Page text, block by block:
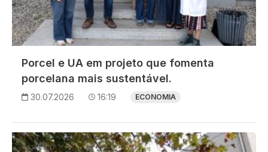
Porcel e UA em projeto que fomenta
porcelana mais sustentável.
30.07.2026 16:19 ECONOMIA
Imagem